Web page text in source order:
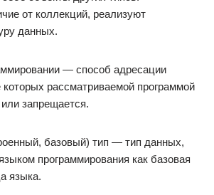
от коллекций, реализуют
данных.
— способ адресации
рассматриваемой программой
запрещается.
базовый) тип — тип данных,
программирования как базовая
языка.